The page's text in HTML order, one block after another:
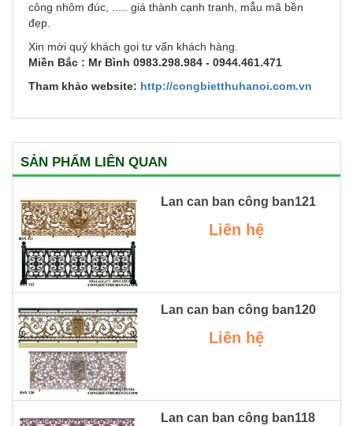
công nhôm đúc, ..... giá thành cạnh tranh, mẫu mã bền
đẹp.
Xin mời quý khách gọi tư vấn khách hàng.
Miền Bắc : Mr Bình 0983.298.984 - 0944.461.471
Tham khảo website: http://congbietthuhanoi.com.vn
SẢN PHẨM LIÊN QUAN
Lan can ban công ban121
Liên hệ
Lan can ban công ban120
Liên hệ
Lan can ban công ban118